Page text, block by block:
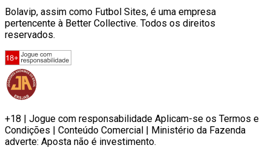
Bolavip, assim como Futbol Sites, é uma empresa
pertencente à Better Collective. Todos os direitos
reservados.
+18 | Jogue com responsabilidade Aplicam-se os Termos e
Condições | Conteúdo Comercial | Ministério da Fazenda
adverte: Aposta não é investimento.